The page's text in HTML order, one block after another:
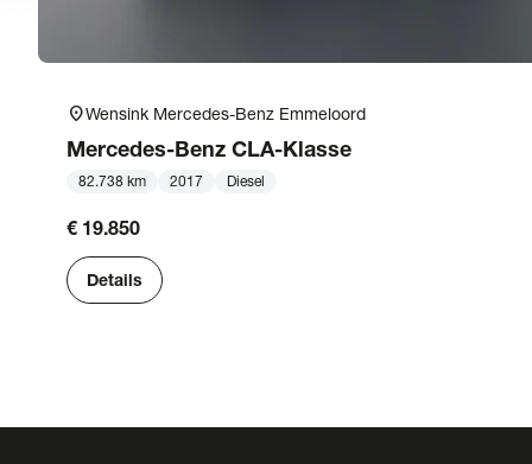
location_onWensink Mercedes-Benz Emmeloord
Mercedes-Benz CLA-Klasse
82.738 km 2017 Diesel
€ 19.850
Details